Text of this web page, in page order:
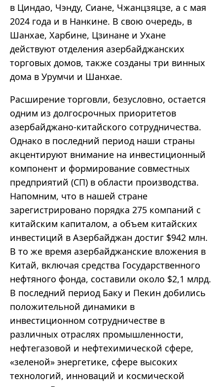
в Циндао, Чэнду, Сиане, Чжанцзяцзе, а с мая
2024 года и в Нанкине. В свою очередь, в
Шанхае, Харбине, Цзинане и Ухане
действуют отделения азербайджанских
торговых домов, также созданы три винных
дома в Урумчи и Шанхае.
Расширение торговли, безусловно, остается
одним из долгосрочных приоритетов
азербайджано-китайского сотрудничества.
Однако в последний период наши страны
акцентируют внимание на инвестиционный
компонент и формирование совместных
предприятий (СП) в области производства.
Напомним, что в нашей стране
зарегистрировано порядка 275 компаний с
китайским капиталом, а объем китайских
инвестиций в Азербайджан достиг $942 млн.
В то же время азербайджанские вложения в
Китай, включая средства Государственного
нефтяного фонда, составили около $2,1 млрд.
В последний период Баку и Пекин добились
положительной динамики в
инвестиционном сотрудничестве в
различных отраслях промышленности,
нефтегазовой и нефтехимической сфере,
«зеленой» энергетике, сфере высоких
технологий, инноваций и космической